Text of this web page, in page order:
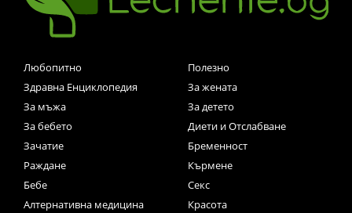
Любопитно
Полезно
Здравна Енциклопедия
За жената
За мъжа
За детето
За бебето
Диети и Отслабване
Зачатие
Бременност
Раждане
Кърмене
Бебе
Секс
Алтернативна медицина
Красота